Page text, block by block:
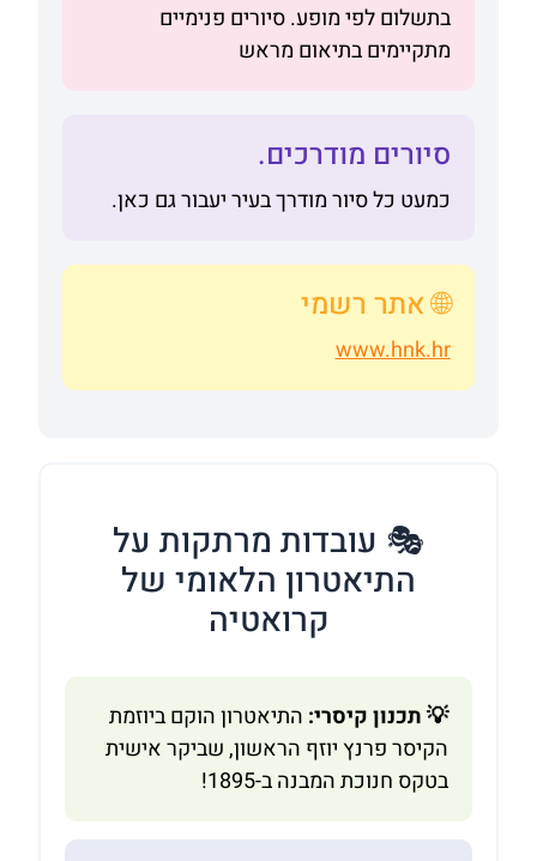
בתשלום לפי מופע. סיורים פנימיים
מתקיימים בתיאום מראש
סיורים מודרכים.
כמעט כל סיור מודרך בעיר יעבור גם כאן.
🌐 אתר רשמי
www.hnk.hr
🎭 עובדות מרתקות על
התיאטרון הלאומי של
קרואטיה
💡 תכנון קיסרי: התיאטרון הוקם ביוזמת
הקיסר פרנץ יוזף הראשון, שביקר אישית
בטקס חנוכת המבנה ב-1895!